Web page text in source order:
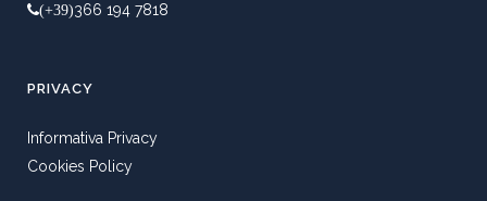
(+39)366 194 7818
PRIVACY
Informativa Privacy
Cookies Policy